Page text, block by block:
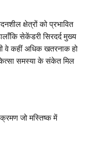
क्षेत्रों को प्रभावित
सेकेंडरी सिरदर्द मुख्य
वे कहीं अधिक खतरनाक हो
समस्या के संकेत मिल
जो मस्तिष्क में